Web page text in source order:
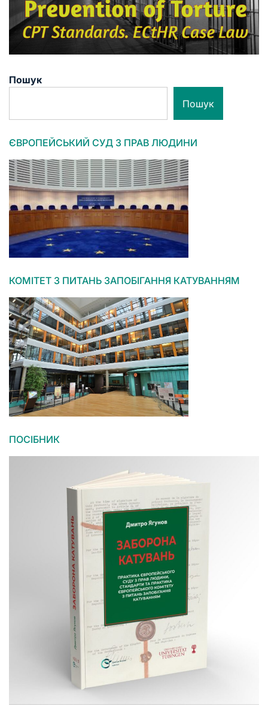
Пошук
Пошук
ЄВРОПЕЙСЬКИЙ СУД З ПРАВ ЛЮДИНИ
КОМІТЕТ З ПИТАНЬ ЗАПОБІГАННЯ КАТУВАННЯМ
ПОСІБНИК